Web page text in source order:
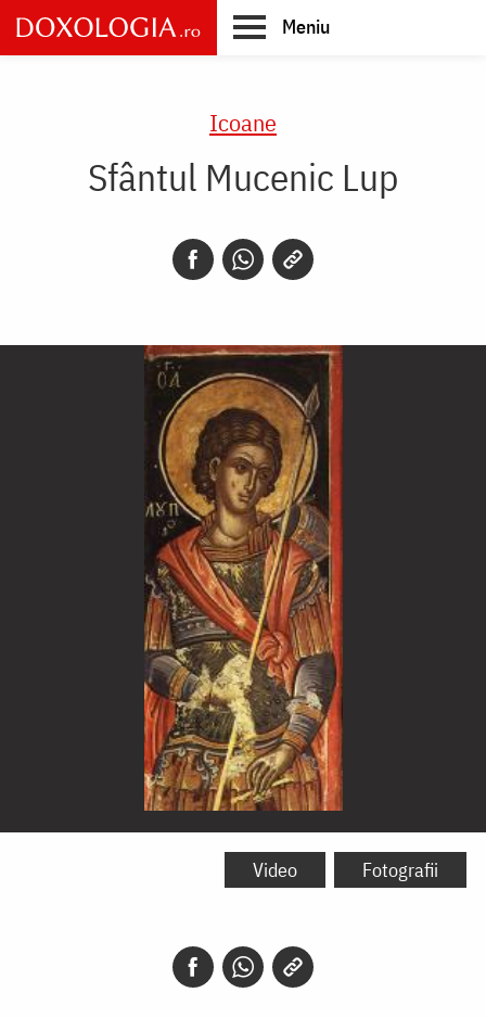
Skip
to
main
Meniu
Icoane
Sfântul Mucenic Lup
Sfântul
Video Fotografii